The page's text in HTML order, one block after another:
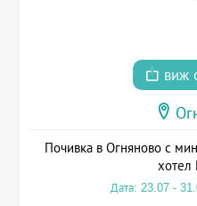
виж
Почивка в Огняново с
хотел
Дата: 23.07 -